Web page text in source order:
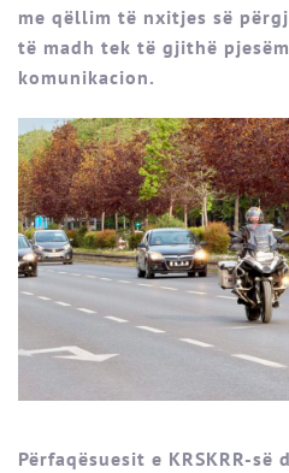
me qëllim të nxitjes së
të madh tek të gjithë
komunikacion.
Përfaqësuesit e KRSKRR-së